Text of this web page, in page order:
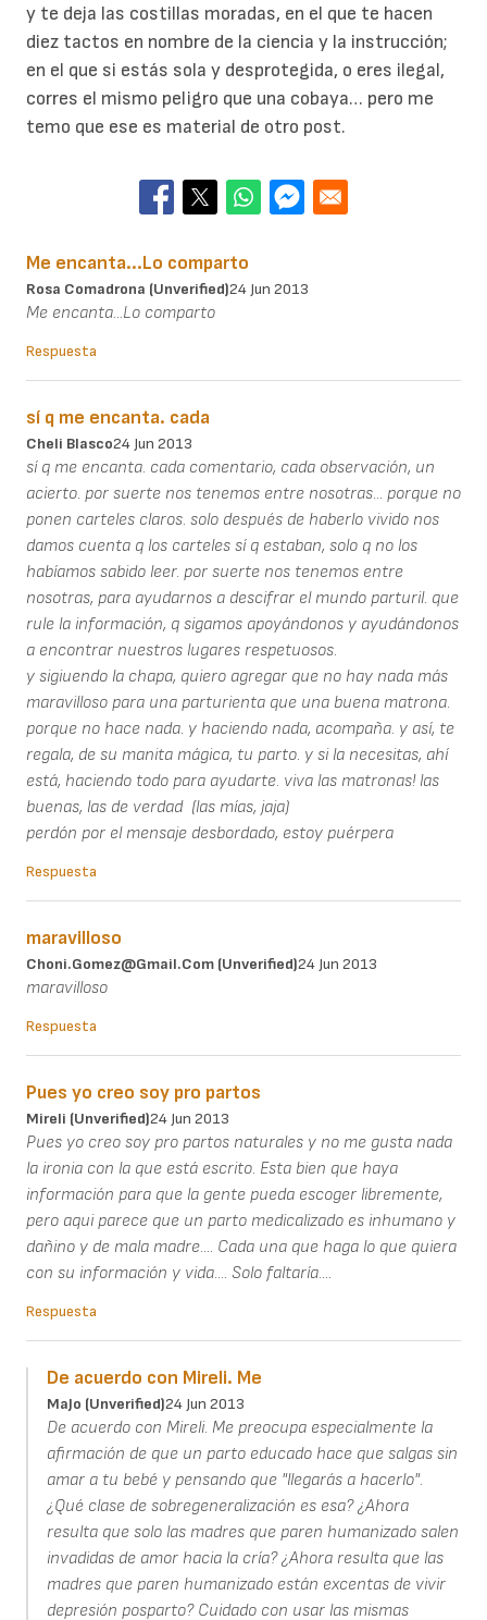
y te deja las costillas moradas, en el que te hacen
diez tactos en nombre de la ciencia y la instrucción;
en el que si estás sola y desprotegida, o eres ilegal,
corres el mismo peligro que una cobaya… pero me
temo que ese es material de otro post.
Me encanta...Lo comparto
Rosa Comadrona (unverified)24 Jun 2013
Me encanta...Lo comparto
Respuesta
sí q me encanta. cada
Cheli Blasco24 Jun 2013
sí q me encanta. cada comentario, cada observación, un
acierto. por suerte nos tenemos entre nosotras... porque no
ponen carteles claros. solo después de haberlo vivido nos
damos cuenta q los carteles sí q estaban, solo q no los
habíamos sabido leer. por suerte nos tenemos entre
nosotras, para ayudarnos a descifrar el mundo parturil. que
rule la información, q sigamos apoyándonos y ayudándonos
a encontrar nuestros lugares respetuosos.
y sigiuendo la chapa, quiero agregar que no hay nada más
maravilloso para una parturienta que una buena matrona.
porque no hace nada. y haciendo nada, acompaña. y así, te
regala, de su manita mágica, tu parto. y si la necesitas, ahí
está, haciendo todo para ayudarte. viva las matronas! las
buenas, las de verdad (las mías, jaja)
perdón por el mensaje desbordado, estoy puérpera
Respuesta
maravilloso
Choni.gomez@gmail.com (unverified)24 Jun 2013
maravilloso
Respuesta
Pues yo creo soy pro partos
Mireli (unverified)24 Jun 2013
Pues yo creo soy pro partos naturales y no me gusta nada
la ironia con la que está escrito. Esta bien que haya
información para que la gente pueda escoger libremente,
pero aqui parece que un parto medicalizado es inhumano y
dañino y de mala madre.... Cada una que haga lo que quiera
con su información y vida.... Solo faltaría....
Respuesta
De acuerdo con Mireli. Me
MaJo (unverified)24 Jun 2013
De acuerdo con Mireli. Me preocupa especialmente la
afirmación de que un parto educado hace que salgas sin
amar a tu bebé y pensando que "llegarás a hacerlo".
¿Qué clase de sobregeneralización es esa? ¿Ahora
resulta que solo las madres que paren humanizado salen
invadidas de amor hacia la cría? ¿Ahora resulta que las
madres que paren humanizado están excentas de vivir
depresión posparto? Cuidado con usar las mismas